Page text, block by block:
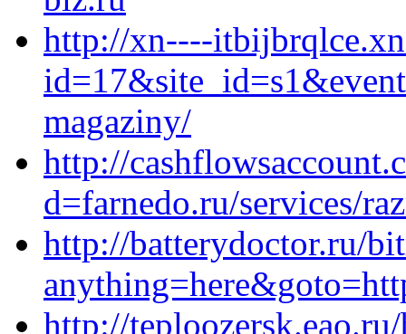
http://xn----
magaziny/
http://
d=farnedo.ru/services/
http://batterydoctor.ru/
http://